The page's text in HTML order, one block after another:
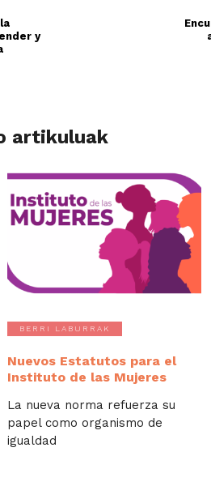
y
artikuluak
BERRI LABURRAK
Nuevos Estatutos para el
Instituto de las Mujeres
La nueva norma refuerza su
papel como organismo de
igualdad